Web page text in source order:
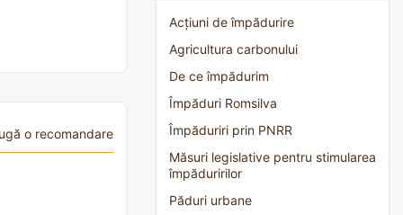
o recomandare
Acțiuni de împădurire
Agricultura carbonului
De ce împădurim
Împăduri Romsilva
Împăduriri prin PNRR
Măsuri legislative pentru stimularea
împăduririlor
Păduri urbane